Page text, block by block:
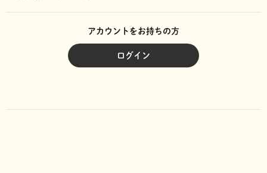
アカウントをお持ちの方
ログイン